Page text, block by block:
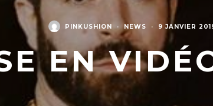
PINKUSHION · NEWS · 9 JANVIER
EN